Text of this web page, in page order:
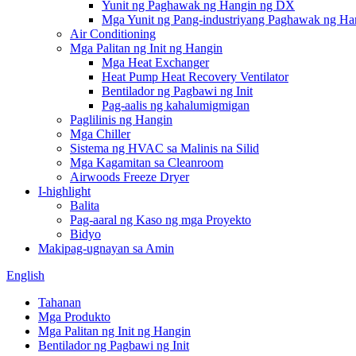
Yunit ng Paghawak ng Hangin ng DX
Mga Yunit ng Pang-industriyang Paghawak ng
Air Conditioning
Mga Palitan ng Init ng Hangin
Mga Heat Exchanger
Heat Pump Heat Recovery Ventilator
Bentilador ng Pagbawi ng Init
Pag-aalis ng kahalumigmigan
Paglilinis ng Hangin
Mga Chiller
Sistema ng HVAC sa Malinis na Silid
Mga Kagamitan sa Cleanroom
Airwoods Freeze Dryer
I-highlight
Balita
Pag-aaral ng Kaso ng mga Proyekto
Bidyo
Makipag-ugnayan sa Amin
English
Tahanan
Mga Produkto
Mga Palitan ng Init ng Hangin
Bentilador ng Pagbawi ng Init